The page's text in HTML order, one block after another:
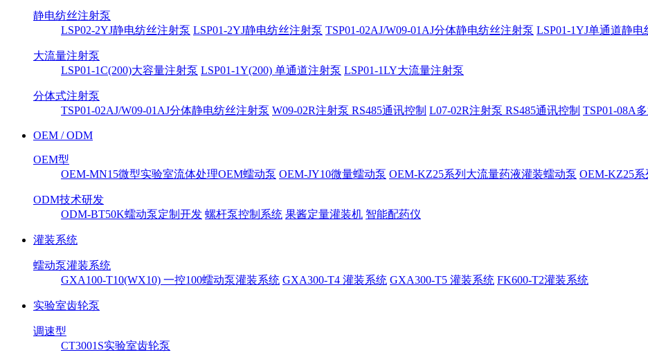
静电纺丝注射泵
LSP02-2YJ静电纺丝注射泵 LSP01-2YJ静电纺丝注射泵 TSP01-02AJ/W09-01AJ分体静电纺丝注射泵 LSP01-1YJ单通道静电
大流量注射泵
LSP01-1C(200)大容量注射泵 LSP01-1Y(200) 单通道注射泵 LSP01-1LY大流量注射泵
分体式注射泵
TSP01-02AJ/W09-01AJ分体静电纺丝注射泵 W09-02R注射泵 RS485通讯控制 L07-02R注射泵 RS485通讯控制 TSP01-08A
OEM / ODM
OEM型
OEM-MN15微型实验室流体处理OEM蠕动泵 OEM-JY10微量蠕动泵 OEM-KZ25系列大流量药液灌装蠕动泵 OEM-KZ25
ODM技术研发
ODM-BT50K蠕动泵定制开发 螺杆泵控制系统 果酱定量灌装机 智能配药仪
灌装系统
蠕动泵灌装系统
GXA100-T10(WX10) 一控100蠕动泵灌装系统 GXA300-T4 灌装系统 GXA300-T5 灌装系统 FK600-T2灌装系统
实验室齿轮泵
调速型
CT3001S实验室齿轮泵